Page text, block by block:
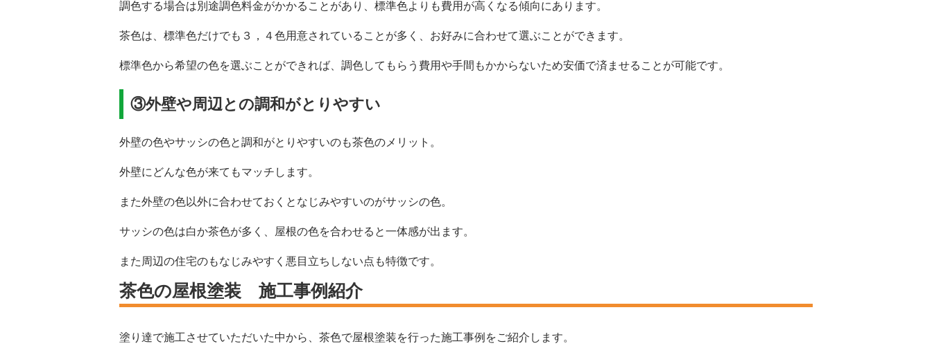
調色する場合は別途調色料金がかかることがあり、標準色よりも費用が高くなる傾向にあります。
茶色は、標準色だけでも３，４色用意されていることが多く、お好みに合わせて選ぶことができます。
標準色から希望の色を選ぶことができれば、調色してもらう費用や手間もかからないため安価で済ませることが可能です。
③外壁や周辺との調和がとりやすい
外壁の色やサッシの色と調和がとりやすいのも茶色のメリット。
外壁にどんな色が来てもマッチします。
また外壁の色以外に合わせておくとなじみやすいのがサッシの色。
サッシの色は白か茶色が多く、屋根の色を合わせると一体感が出ます。
また周辺の住宅のもなじみやすく悪目立ちしない点も特徴です。
茶色の屋根塗装 施工事例紹介
塗り達で施工させていただいた中から、茶色で屋根塗装を行った施工事例をご紹介します。